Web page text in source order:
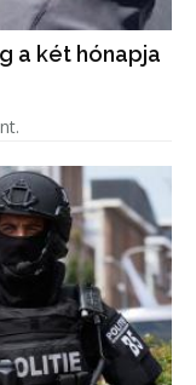
a két hónapja